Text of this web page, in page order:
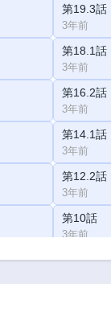
第19.3話
3年前
第18.1話
3年前
第16.2話
3年前
第14.1話
3年前
第12.2話
3年前
第10話
3年前
第8.2話